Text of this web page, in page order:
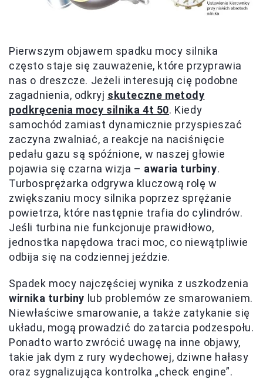
Pierwszym objawem spadku mocy silnika
często staje się zauważenie, które przyprawia
nas o dreszcze. Jeżeli interesują cię podobne
zagadnienia, odkryj skuteczne metody
podkręcenia mocy silnika 4t 50. Kiedy
samochód zamiast dynamicznie przyspieszać
zaczyna zwalniać, a reakcje na naciśnięcie
pedału gazu są spóźnione, w naszej głowie
pojawia się czarna wizja – awaria turbiny.
Turbosprężarka odgrywa kluczową rolę w
zwiększaniu mocy silnika poprzez sprężanie
powietrza, które następnie trafia do cylindrów.
Jeśli turbina nie funkcjonuje prawidłowo,
jednostka napędowa traci moc, co niewątpliwie
odbija się na codziennej jeździe.
Spadek mocy najczęściej wynika z uszkodzenia
wirnika turbiny lub problemów ze smarowaniem.
Niewłaściwe smarowanie, a także zatykanie się
układu, mogą prowadzić do zatarcia podzespołu.
Ponadto warto zwrócić uwagę na inne objawy,
takie jak dym z rury wydechowej, dziwne hałasy
oraz sygnalizująca kontrolka „check engine”.